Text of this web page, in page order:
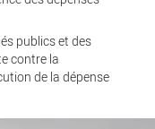
publics et des
contre la
de la dépense